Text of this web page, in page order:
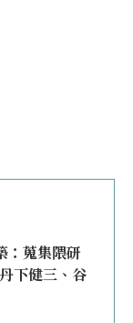
：蒐集隈研
下健三、谷